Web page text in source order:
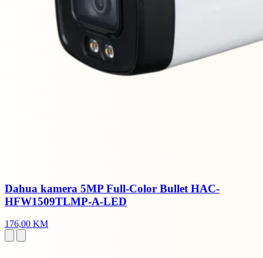
Dahua kamera 5MP Full-Color Bullet HAC-
HFW1509TLMP-A-LED
176,00 KM